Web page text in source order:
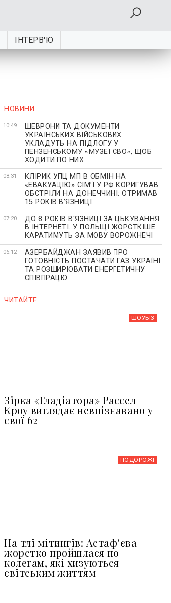
ІНТЕРВ'Ю
НОВИНИ
10:49
ШЕВРОНИ ТА ДОКУМЕНТИ
УКРАЇНСЬКИХ ВІЙСЬКОВИХ
УКЛАДУТЬ НА ПІДЛОГУ У
ПЕНЗЕНСЬКОМУ «МУЗЕЇ СВО», ЩОБ
ХОДИТИ ПО НИХ
08:31
КЛІРИК УПЦ МП В ОБМІН НА
«ЕВАКУАЦІЮ» СІМʼЇ У РФ КОРИГУВАВ
ОБСТРІЛИ НА ДОНЕЧЧИНІ: ОТРИМАВ
15 РОКІВ ВʼЯЗНИЦІ
07:20
ДО 8 РОКІВ В'ЯЗНИЦІ ЗА ЦЬКУВАННЯ
В ІНТЕРНЕТІ: У ПОЛЬЩІ ЖОРСТКІШЕ
КАРАТИМУТЬ ЗА МОВУ ВОРОЖНЕЧІ
06:12
АЗЕРБАЙДЖАН ЗАЯВИВ ПРО
ГОТОВНІСТЬ ПОСТАЧАТИ ГАЗ УКРАЇНІ
ТА РОЗШИРЮВАТИ ЕНЕРГЕТИЧНУ
СПІВПРАЦЮ
ЧИТАЙТЕ
ШОУБIЗ
Зірка «Гладіатора» Рассел
Кроу виглядає невпізнавано у
свої 62
ПОДОРОЖІ
На тлі мітингів: Астафʼєва
жорстко пройшлася по
колегам, які хизуються
світським життям